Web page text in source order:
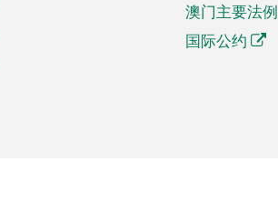
澳门主要法例
国际公约